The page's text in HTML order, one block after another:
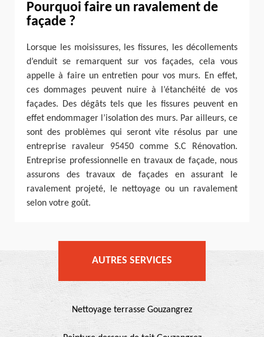
Pourquoi faire un ravalement de
façade ?
Lorsque les moisissures, les fissures, les décollements
d’enduit se remarquent sur vos façades, cela vous
appelle à faire un entretien pour vos murs. En effet,
ces dommages peuvent nuire à l’étanchéité de vos
façades. Des dégâts tels que les fissures peuvent en
effet endommager l’isolation des murs. Par ailleurs, ce
sont des problèmes qui seront vite résolus par une
entreprise ravaleur 95450 comme S.C Rénovation.
Entreprise professionnelle en travaux de façade, nous
assurons des travaux de façades en assurant le
ravalement projeté, le nettoyage ou un ravalement
selon votre goût.
AUTRES SERVICES
Nettoyage terrasse Gouzangrez